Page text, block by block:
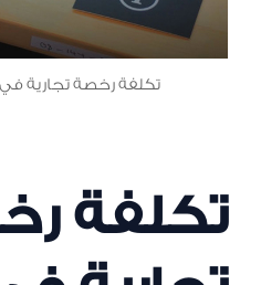
تكلفة رخصة تجارية
تكلفة